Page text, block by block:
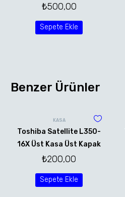
₺500,00
Sepete Ekle
Benzer Ürünler
KASA
Toshiba Satellite L350-
16X Üst Kasa Üst Kapak
₺200,00
Sepete Ekle